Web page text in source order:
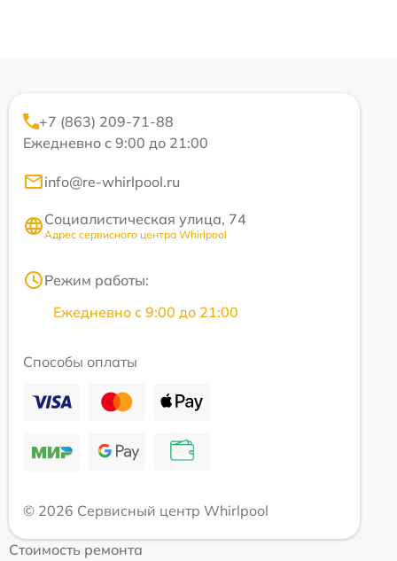
+7 (863) 209-71-88
Ежедневно с 9:00 до 21:00
info@re-whirlpool.ru
Социалистическая улица, 74
Адрес сервисного центра Whirlpool
Режим работы:
Ежедневно с 9:00 до 21:00
Способы оплаты
© 2026 Сервисный центр Whirlpool
Стоимость ремонта